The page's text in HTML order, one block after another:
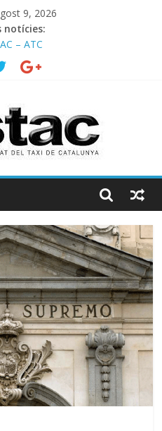
9, 2026
notícies:
– ATC
con los Mossos d
en COOLTURA FM.
PARA MEJORAR LA
PUERTO DE BARCELONA.
en COOLTURA FM.